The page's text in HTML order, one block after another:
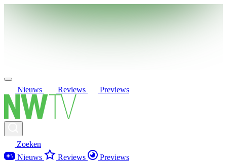
Nieuws Reviews Previews
Zoeken
Nieuws
Reviews Previews